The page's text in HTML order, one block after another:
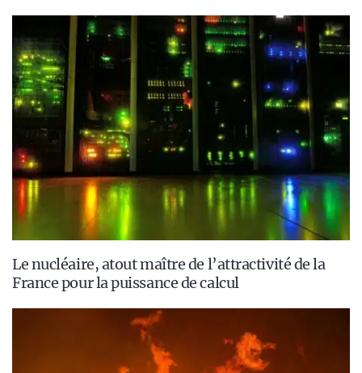
Le nucléaire, atout maître de l’attractivité de la
France pour la puissance de calcul